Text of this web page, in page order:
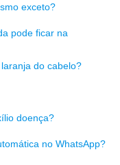
exceto?
pode ficar na
do cabelo?
doença?
no WhatsApp?